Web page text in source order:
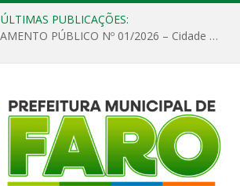
ÚLTIMAS PUBLICAÇÕES:
EDITAL DE CHAMAMENTO PÚBLICO Nº 01/2026 – Cidade de Faro